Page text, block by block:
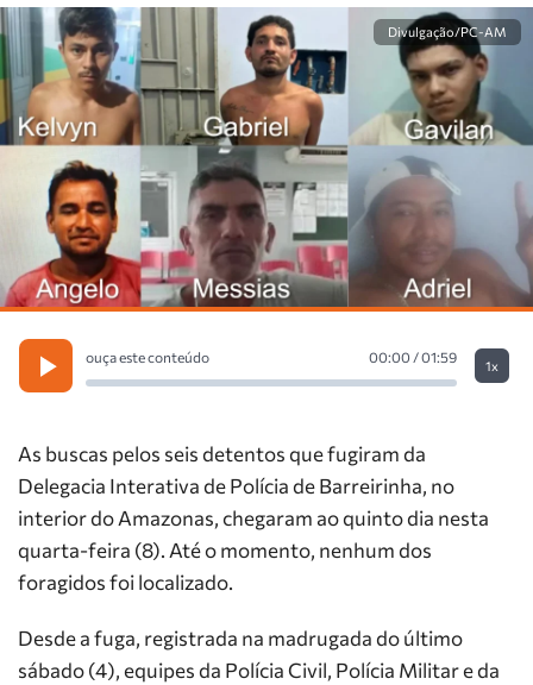
Divulgação/PC-AM
ouça este conteúdo 00:00 / 01:59
1x
As buscas pelos seis detentos que fugiram da
Delegacia Interativa de Polícia de Barreirinha, no
interior do Amazonas, chegaram ao quinto dia nesta
quarta-feira (8). Até o momento, nenhum dos
foragidos foi localizado.
Desde a fuga, registrada na madrugada do último
sábado (4), equipes da Polícia Civil, Polícia Militar e da